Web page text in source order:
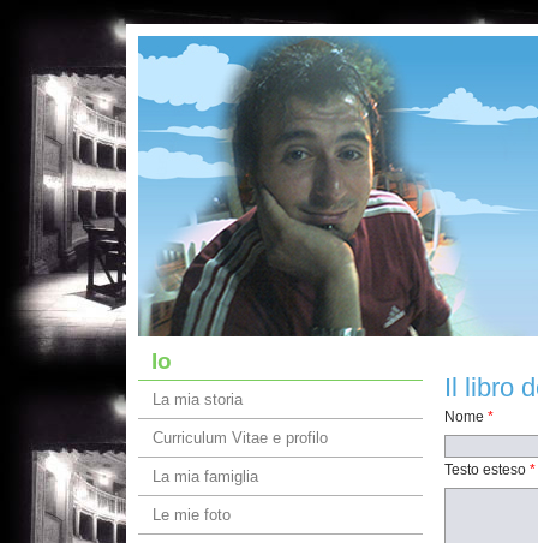
Il libro
Nome *
Testo esteso *
Io
La mia storia
Curriculum Vitae e profilo
La mia famiglia
Le mie foto